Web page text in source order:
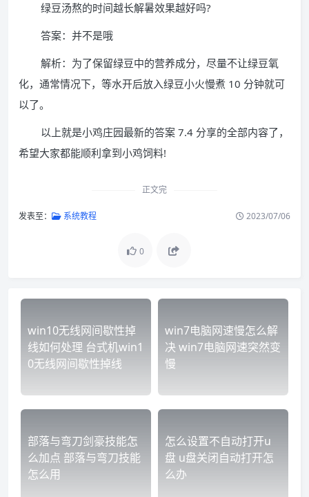
绿豆汤熬的时间越长解暑效果越好吗?
答案：并不是哦
解析：为了保留绿豆中的营养成分，尽量不让绿豆氧
化，通常情况下，等水开后放入绿豆小火慢煮 10 分钟就可
以了。
以上就是小鸡庄园最新的答案 7.4 分享的全部内容了，
希望大家都能顺利拿到小鸡饲料!
正文完
发表至： 系统教程 2023/07/06
0
win10无线网间歇性掉
线如何处理 台式机win1
0无线网间歇性掉线
win7电脑网速慢怎么解
决 win7电脑网速突然变
慢
部落与弯刀剑豪技能怎
么加点 部落与弯刀技能
怎么用
怎么设置不自动打开u
盘 u盘关闭自动打开怎
么办